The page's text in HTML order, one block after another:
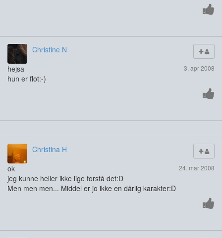
Christine N
3. apr 2008
hejsa
hun er flot:-)
Christina H
24. mar 2008
ok
jeg kunne heller ikke lige forstå det:D
Men men men... Middel er jo ikke en dårlig karakter:D